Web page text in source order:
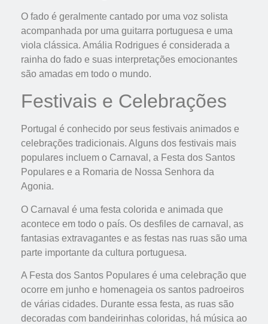
O fado é geralmente cantado por uma voz solista
acompanhada por uma guitarra portuguesa e uma
viola clássica. Amália Rodrigues é considerada a
rainha do fado e suas interpretações emocionantes
são amadas em todo o mundo.
Festivais e Celebrações
Portugal é conhecido por seus festivais animados e
celebrações tradicionais. Alguns dos festivais mais
populares incluem o Carnaval, a Festa dos Santos
Populares e a Romaria de Nossa Senhora da
Agonia.
O Carnaval é uma festa colorida e animada que
acontece em todo o país. Os desfiles de carnaval, as
fantasias extravagantes e as festas nas ruas são uma
parte importante da cultura portuguesa.
A Festa dos Santos Populares é uma celebração que
ocorre em junho e homenageia os santos padroeiros
de várias cidades. Durante essa festa, as ruas são
decoradas com bandeirinhas coloridas, há música ao